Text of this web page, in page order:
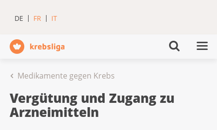
DE FR IT
Medikamente gegen Krebs
Vergütung und Zugang zu
Arzneimitteln